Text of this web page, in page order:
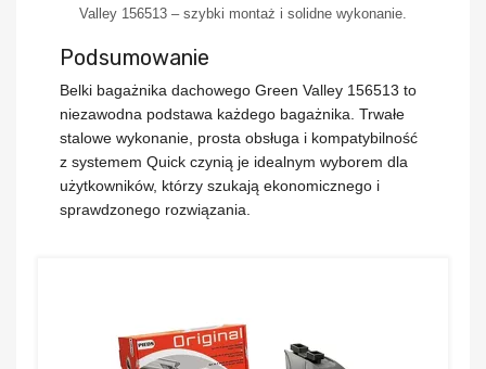
Valley 156513 – szybki montaż i solidne wykonanie.
Podsumowanie
Belki bagażnika dachowego Green Valley 156513 to
niezawodna podstawa każdego bagażnika. Trwałe
stalowe wykonanie, prosta obsługa i kompatybilność
z systemem Quick czynią je idealnym wyborem dla
użytkowników, którzy szukają ekonomicznego i
sprawdzonego rozwiązania.